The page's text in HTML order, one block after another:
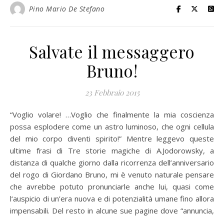
Pino Mario De Stefano
Salvate il messaggero
Bruno!
23 Febbraio 2015
“Voglio volare! …Voglio che finalmente la mia coscienza
possa esplodere come un astro luminoso, che ogni cellula
del mio corpo diventi spirito!” Mentre leggevo queste
ultime frasi di Tre storie magiche di A.Jodorowsky, a
distanza di qualche giorno dalla ricorrenza dell’anniversario
del rogo di Giordano Bruno, mi è venuto naturale pensare
che avrebbe potuto pronunciarle anche lui, quasi come
l‘auspicio di un’era nuova e di potenzialità umane fino allora
impensabili. Del resto in alcune sue pagine dove “annuncia,